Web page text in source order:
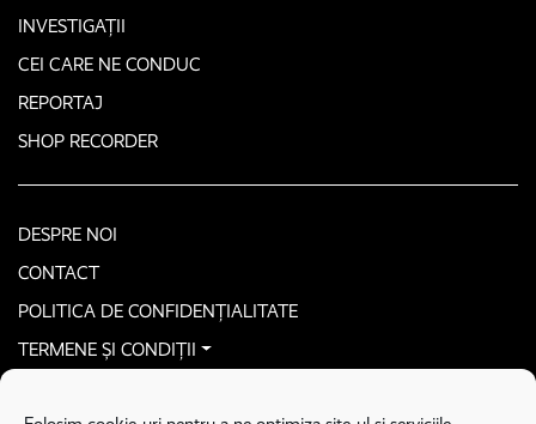
INVESTIGAȚII
CEI CARE NE CONDUC
REPORTAJ
SHOP RECORDER
DESPRE NOI
CONTACT
POLITICA DE CONFIDENȚIALITATE
TERMENE ȘI CONDIȚII